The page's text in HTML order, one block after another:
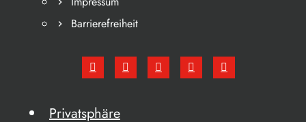
Barrierefreiheit
Privatsphäre